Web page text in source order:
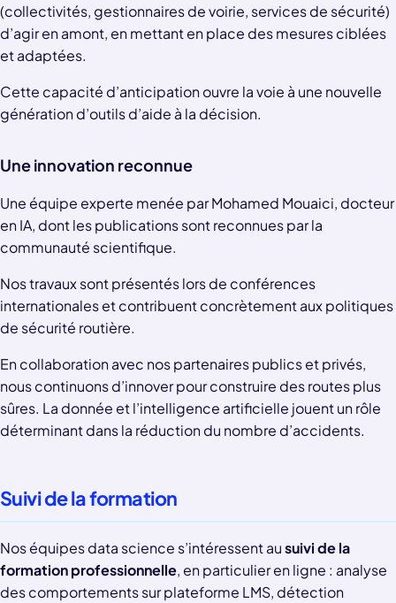
(collectivités, gestionnaires de voirie, services de sécurité)
d’agir en amont, en mettant en place des mesures ciblées
et adaptées.
Cette capacité d’anticipation ouvre la voie à une nouvelle
génération d’outils d’aide à la décision.
Une innovation reconnue
Une équipe experte menée par Mohamed Mouaici, docteur
en IA, dont les publications sont reconnues par la
communauté scientifique.
Nos travaux sont présentés lors de conférences
internationales et contribuent concrètement aux politiques
de sécurité routière.
En collaboration avec nos partenaires publics et privés,
nous continuons d’innover pour construire des routes plus
sûres. La donnée et l’intelligence artificielle jouent un rôle
déterminant dans la réduction du nombre d’accidents.
Suivi de la formation
Nos équipes data science s’intéressent ausuivi de la
formation professionnelle, en particulier en ligne : analyse
des comportements sur plateforme LMS, détection